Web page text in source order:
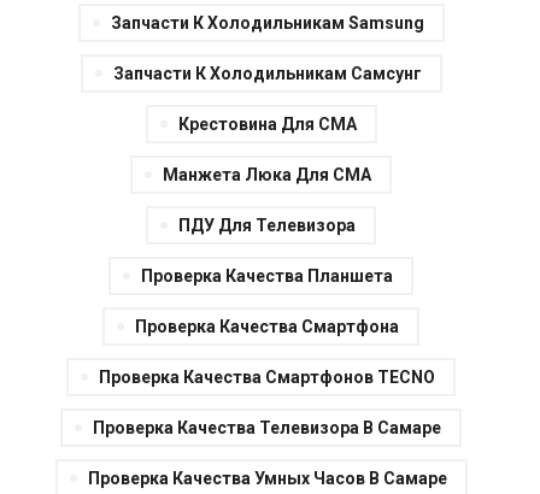
Запчасти К Холодильникам Samsung
Запчасти К Холодильникам Самсунг
Крестовина Для СМА
Манжета Люка Для СМА
ПДУ Для Телевизора
Проверка Качества Планшета
Проверка Качества Смартфона
Проверка Качества Смартфонов TECNO
Проверка Качества Телевизора В Самаре
Проверка Качества Умных Часов В Самаре